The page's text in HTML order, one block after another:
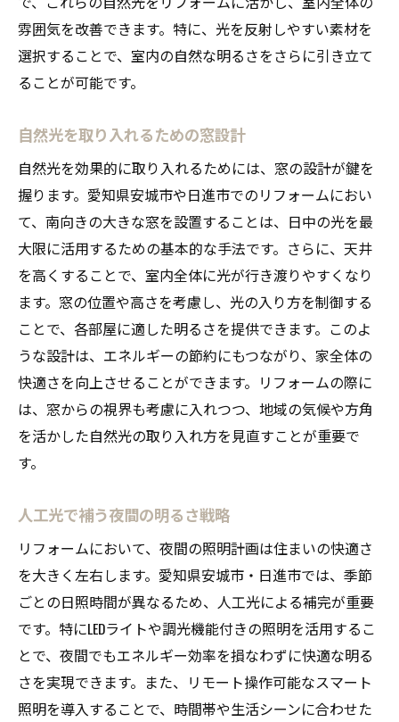
雰囲気を改善できます。特に、光を反射しやすい素材を
選択することで、室内の自然な明るさをさらに引き立て
ることが可能です。
自然光を取り入れるための窓設計
自然光を効果的に取り入れるためには、窓の設計が鍵を
握ります。愛知県安城市や日進市でのリフォームにおい
て、南向きの大きな窓を設置することは、日中の光を最
大限に活用するための基本的な手法です。さらに、天井
を高くすることで、室内全体に光が行き渡りやすくなり
ます。窓の位置や高さを考慮し、光の入り方を制御する
ことで、各部屋に適した明るさを提供できます。このよ
うな設計は、エネルギーの節約にもつながり、家全体の
快適さを向上させることができます。リフォームの際に
は、窓からの視界も考慮に入れつつ、地域の気候や方角
を活かした自然光の取り入れ方を見直すことが重要で
す。
人工光で補う夜間の明るさ戦略
リフォームにおいて、夜間の照明計画は住まいの快適さ
を大きく左右します。愛知県安城市・日進市では、季節
ごとの日照時間が異なるため、人工光による補完が重要
です。特にLEDライトや調光機能付きの照明を活用するこ
とで、夜間でもエネルギー効率を損なわずに快適な明る
さを実現できます。また、リモート操作可能なスマート
照明を導入することで、時間帯や生活シーンに合わせた